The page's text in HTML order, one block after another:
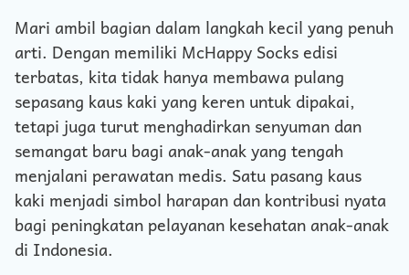
Mari ambil bagian dalam langkah kecil yang penuh
arti. Dengan memiliki McHappy Socks edisi
terbatas, kita tidak hanya membawa pulang
sepasang kaus kaki yang keren untuk dipakai,
tetapi juga turut menghadirkan senyuman dan
semangat baru bagi anak-anak yang tengah
menjalani perawatan medis. Satu pasang kaus
kaki menjadi simbol harapan dan kontribusi nyata
bagi peningkatan pelayanan kesehatan anak-anak
di Indonesia.